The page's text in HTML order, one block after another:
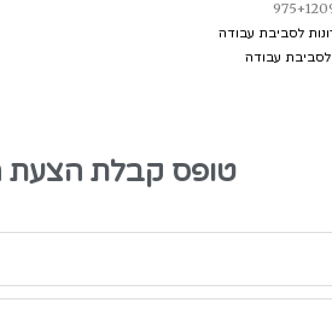
לסביבת עבודה
לסביבת עבודה
טופס קבלת הצעת